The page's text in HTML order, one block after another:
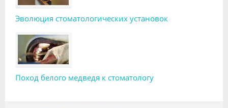
Эволюция стоматологических установок
Поход белого медведя к стоматологу